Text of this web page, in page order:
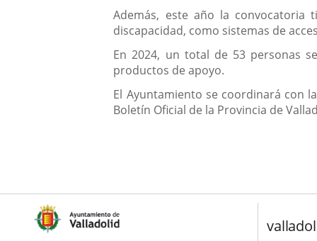
Además, este año la convocatoria
discapacidad, como sistemas de
En 2024, un total de 53 personas
productos de apoyo.
El Ayuntamiento se coordinará con
Boletín Oficial de la Provincia de